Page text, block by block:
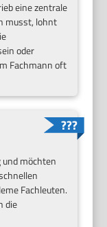
eine zentrale
musst, lohnt
oder
Fachmann oft
möchten
Fachleuten.
die